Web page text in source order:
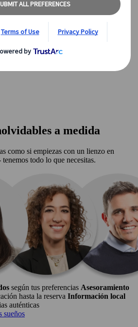
a medida
como si empiezas con un lienzo en
todo lo que necesitas.
según tus preferencias Asesoramiento
hasta la reserva Información local
auténticas
sueños